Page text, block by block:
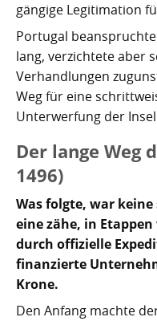
gängige Legitimation
Portugal
lang, verzichtete aber
Verhandlungen
Weg für eine
Unterwerfung der
Der lange Weg
1496)
Was folgte, war
eine zähe, in
durch offizielle
finanzierte
Krone.
Den Anfang machte